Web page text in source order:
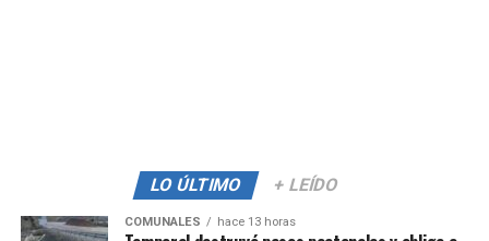
LO ÚLTIMO + LEÍDO
COMUNALES hace 13 horas